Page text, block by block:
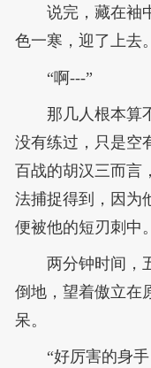
说完，藏在袖
色一寒，迎了上去。
“啊---”
那几人根本算
没有练过，只是空
百战的胡汉三而言
法捕捉得到，因为
便被他的短刃刺中。
两分钟时间，
倒地，望着傲立在
呆。
“好厉害的身